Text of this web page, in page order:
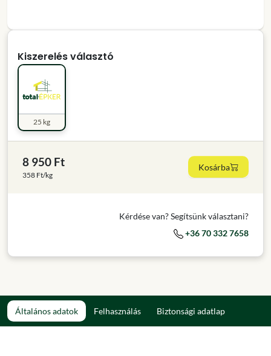
Kiszerelés választó
25 kg
8 950 Ft
358 Ft/kg
Kosárba
Kérdése van? Segítsünk választani?
+36 70 332 7658
Általános adatok Felhasználás Biztonsági adatlap